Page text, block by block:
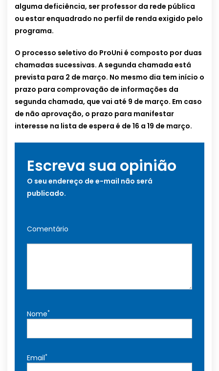
alguma deficiência, ser professor da rede pública
ou estar enquadrado no perfil de renda exigido pelo
programa.
O processo seletivo do ProUni é composto por duas
chamadas sucessivas. A segunda chamada está
prevista para 2 de março. No mesmo dia tem início o
prazo para comprovação de informações da
segunda chamada, que vai até 9 de março. Em caso
de não aprovação, o prazo para manifestar
interesse na lista de espera é de 16 a 19 de março.
Escreva sua opinião
O seu endereço de e-mail não será
publicado.
Comentário
Nome*
Email*